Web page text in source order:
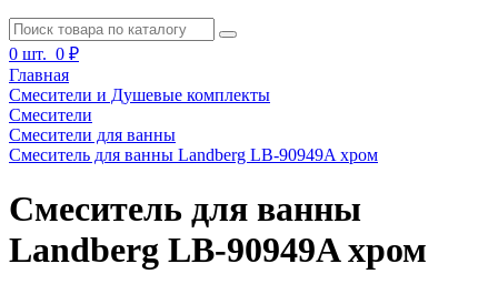
0 шт. 0 ₽
Главная
Смесители и Душевые комплекты
Смесители
Смесители для ванны
Смеситель для ванны Landberg LB-90949A хром
Смеситель для ванны
Landberg LB-90949A хром